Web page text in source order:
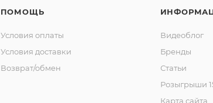
ПОМОЩЬ
Условия оплаты
Условия доставки
Возврат/обмен
Видеоблог
Бренды
Статьи
Розыгрыши
Карта сайта